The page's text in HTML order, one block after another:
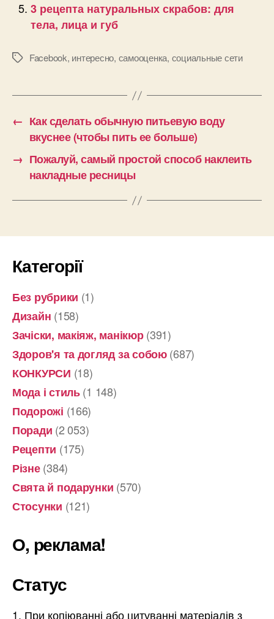
3 рецепта натуральных скрабов: для
тела, лица и губ
Позначки
Facebook, интересно, самооценка, социальные сети
← Как сделать обычную питьевую воду
вкуснее (чтобы пить ее больше)
→ Пожалуй, самый простой способ наклеить
накладные ресницы
Категорії
Без рубрики (1)
Дизайн (158)
Зачіски, макіяж, манікюр(391)
Здоров'я та догляд за собою(687)
КОНКУРСИ (18)
Мода і стиль(1 148)
Подорожі (166)
Поради (2 053)
Рецепти (175)
Різне(384)
Свята й подарунки (570)
Стосунки (121)
О, реклама!
Статус
При копіюванні або цитуванні матеріалів з